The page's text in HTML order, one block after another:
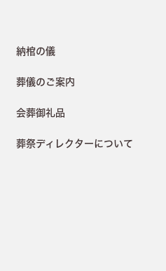
納棺の儀
葬儀のご案内
会葬御礼品
葬祭ディレクターについて